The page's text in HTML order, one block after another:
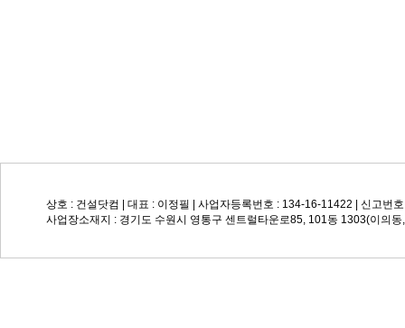
상호 : 건설닷컴 | 대표 : 이정필 | 사업자등록번호 : 134-16-11422 | 신고번
사업장소재지 : 경기도 수원시 영통구 센트럴타운로85, 101동 1303(이의